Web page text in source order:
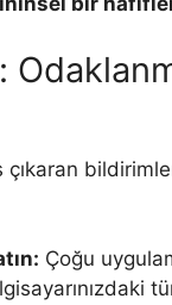
çıkaran
Çoğu